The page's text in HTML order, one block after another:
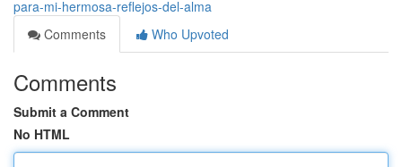
para-mi-hermosa-reflejos-del-alma
Comments
Who Upvoted
Comments
Submit a Comment
No HTML